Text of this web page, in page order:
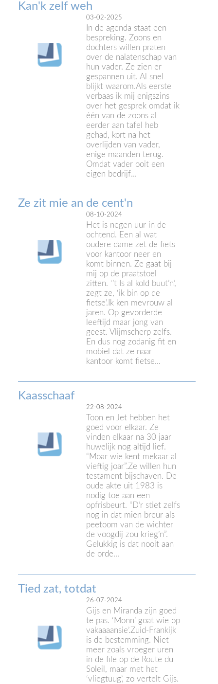
Kan'k zelf weh
03-02-2025
In de agenda staat een
bespreking. Zoons en
dochters willen praten
over de nalatenschap van
hun vader. Ze zien er
gespannen uit. Al snel
blijkt waarom.Als eerste
verbaas ik mij enigszins
over het gesprek omdat ik
één van de zoons al
eerder aan tafel heb
gehad, kort na het
overlijden van vader,
enige maanden terug.
Omdat vader ooit een
eigen bedrijf...
Ze zit mie an de cent'n
08-10-2024
Het is negen uur in de
ochtend. Een al wat
oudere dame zet de fiets
voor kantoor neer en
komt binnen. Ze gaat bij
mij op de praatstoel
zitten. ‘’t Is al kold buut’n’,
zegt ze, ‘ik bin op de
fietse’.Ik ken mevrouw al
jaren. Op gevorderde
leeftijd maar jong van
geest. Vlijmscherp zelfs.
En dus nog zodanig fit en
mobiel dat ze naar
kantoor komt fietse...
Kaasschaaf
22-08-2024
Toon en Jet hebben het
goed voor elkaar. Ze
vinden elkaar na 30 jaar
huwelijk nog altijd lief.
“Moar wie kent mekaar al
vieftig joar”.Ze willen hun
testament bijschaven. De
oude akte uit 1983 is
nodig toe aan een
opfrisbeurt. “D’r stiet zelfs
nog in dat mien breur als
peetoom van de wichter
de voogdij zou krieg’n”.
Gelukkig is dat nooit aan
de orde...
Tied zat, totdat
26-07-2024
Gijs en Miranda zijn goed
te pas. ‘Monn’ goat wie op
vakaaaansie’.Zuid-Frankijk
is de bestemming. Niet
meer zoals vroeger uren
in de file op de Route du
Soleil, maar met het
‘vliegtuug’, zo vertelt Gijs.